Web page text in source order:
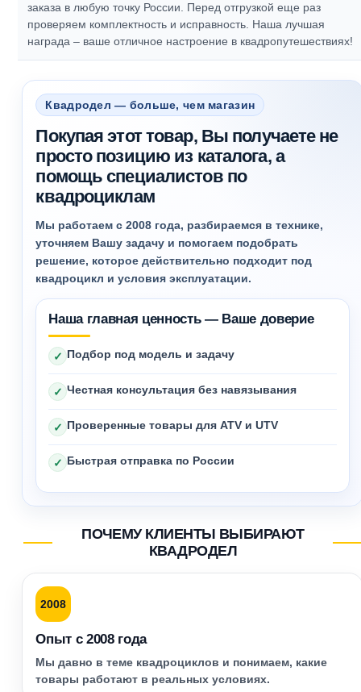
заказа в любую точку России. Перед отгрузкой еще раз
проверяем комплектность и исправность. Наша лучшая
награда – ваше отличное настроение в квадропутешествиях!
Квадродел — больше, чем магазин
Покупая этот товар, Вы получаете не
просто позицию из каталога, а
помощь специалистов по
квадроциклам
Мы работаем с 2008 года, разбираемся в технике,
уточняем Вашу задачу и помогаем подобрать
решение, которое действительно подходит под
квадроцикл и условия эксплуатации.
Наша главная ценность — Ваше доверие
✓ Подбор под модель и задачу
✓ Честная консультация без навязывания
✓ Проверенные товары для ATV и UTV
✓ Быстрая отправка по России
ПОЧЕМУ КЛИЕНТЫ ВЫБИРАЮТ
КВАДРОДЕЛ
2008
Опыт с 2008 года
Мы давно в теме квадроциклов и понимаем, какие
товары работают в реальных условиях.